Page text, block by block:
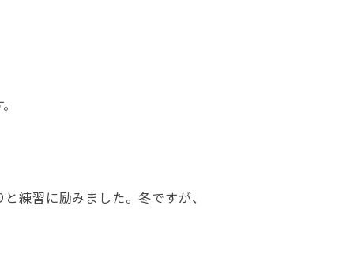
練習に励みました。冬ですが、